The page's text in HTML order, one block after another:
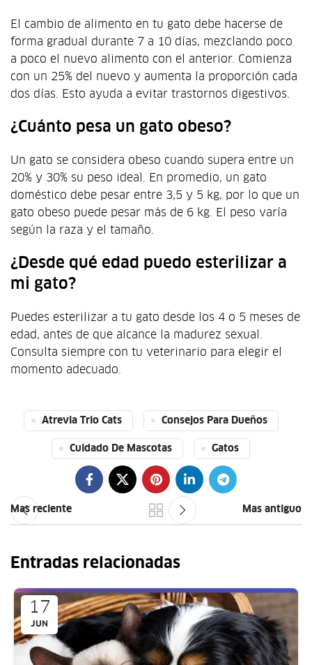
El cambio de alimento en tu gato debe hacerse de
forma gradual durante 7 a 10 días, mezclando poco
a poco el nuevo alimento con el anterior. Comienza
con un 25% del nuevo y aumenta la proporción cada
dos días. Esto ayuda a evitar trastornos digestivos.
¿Cuánto pesa un gato obeso?
Un gato se considera obeso cuando supera entre un
20% y 30% su peso ideal. En promedio, un gato
doméstico debe pesar entre 3,5 y 5 kg, por lo que un
gato obeso puede pesar más de 6 kg. El peso varía
según la raza y el tamaño.
¿Desde qué edad puedo esterilizar a
mi gato?
Puedes esterilizar a tu gato desde los 4 o 5 meses de
edad, antes de que alcance la madurez sexual.
Consulta siempre con tu veterinario para elegir el
momento adecuado.
Atrevia Trio Cats Consejos Para Dueños
Cuidado De Mascotas Gatos
Mas reciente Mas antiguo
Entradas relacionadas
17
JUN